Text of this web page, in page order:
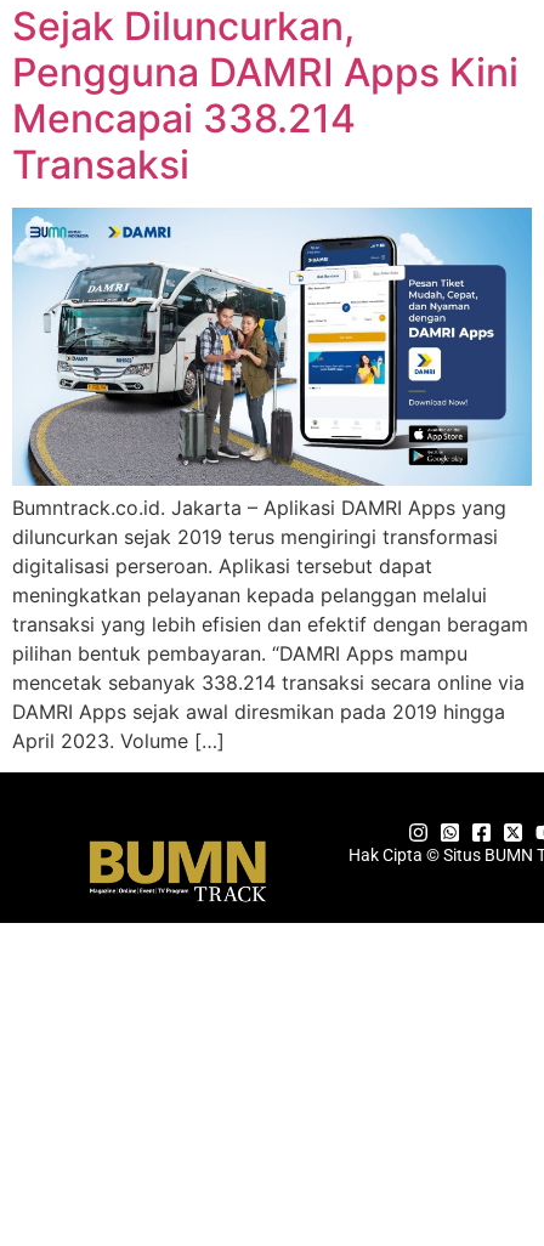
Sejak Diluncurkan,
Pengguna DAMRI Apps Kini
Mencapai 338.214
Transaksi
Bumntrack.co.id. Jakarta – Aplikasi DAMRI Apps yang
diluncurkan sejak 2019 terus mengiringi transformasi
digitalisasi perseroan. Aplikasi tersebut dapat
meningkatkan pelayanan kepada pelanggan melalui
transaksi yang lebih efisien dan efektif dengan beragam
pilihan bentuk pembayaran. “DAMRI Apps mampu
mencetak sebanyak 338.214 transaksi secara online via
DAMRI Apps sejak awal diresmikan pada 2019 hingga
April 2023. Volume […]
Hak Cipta © Situs BUMN